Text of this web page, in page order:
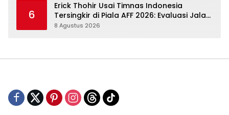
6
Erick Thohir Usai Timnas Indonesia
Tersingkir di Piala AFF 2026: Evaluasi Jalan,
Agenda Berikutnya Menunggu
8 Agustus 2026